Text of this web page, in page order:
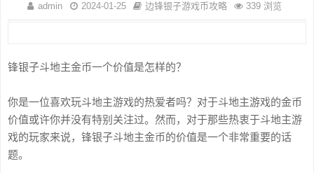
admin 2024-01-25 边锋银子游戏币攻略 339 浏览
锋银子斗地主金币一个价值是怎样的？
你是一位喜欢玩斗地主游戏的热爱者吗？对于斗地主游戏的金币
价值或许你并没有特别关注过。然而，对于那些热衷于斗地主游
戏的玩家来说，锋银子斗地主金币的价值是一个非常重要的话
题。